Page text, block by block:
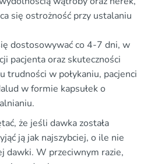
się ostrożność przy ustalaniu
dostosowywać co 4-7 dni, w
pacjenta oraz skuteczności
trudności w połykaniu, pacjenci
w formie kapsułek o
że jeśli dawka została
ją jak najszybciej, o ile nie
dawki. W przeciwnym razie,